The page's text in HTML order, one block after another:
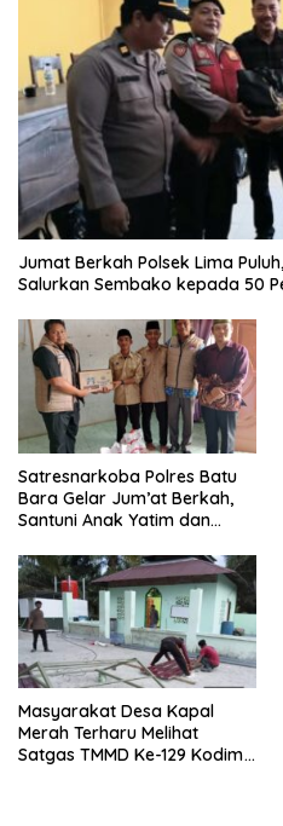
Jumat Berkah Polsek Lima
Salurkan Sembako kepada 50
Satresnarkoba Polres Batu
Bara Gelar Jum’at Berkah,
Santuni Anak Yatim dan
Masyarakat Desa Kapal
Merah Terharu Melihat
Satgas TMMD Ke-129 Kodim